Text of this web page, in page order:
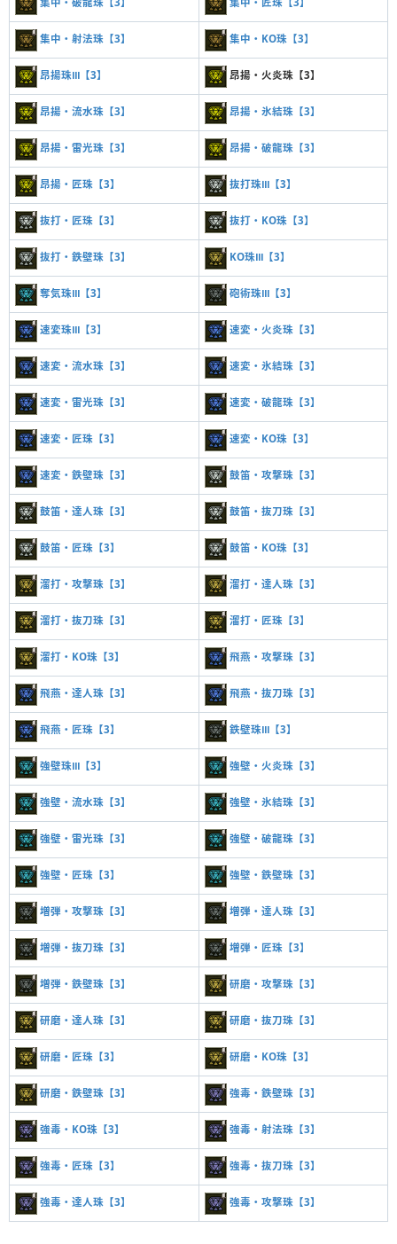
集中・射法珠【3】 集中・KO珠【3】
昂揚珠Ⅲ【3】 昂揚・火炎珠【3】
昂揚・流水珠【3】 昂揚・氷結珠【3】
昂揚・雷光珠【3】 昂揚・破龍珠【3】
昂揚・匠珠【3】 抜打珠Ⅲ【3】
抜打・匠珠【3】 抜打・KO珠【3】
抜打・鉄壁珠【3】 KO珠Ⅲ【3】
奪気珠Ⅲ【3】 砲術珠Ⅲ【3】
速変珠Ⅲ【3】 速変・火炎珠【3】
速変・流水珠【3】 速変・氷結珠【3】
速変・雷光珠【3】 速変・破龍珠【3】
速変・匠珠【3】 速変・KO珠【3】
速変・鉄壁珠【3】 鼓笛・攻撃珠【3】
鼓笛・達人珠【3】 鼓笛・抜刀珠【3】
鼓笛・匠珠【3】 鼓笛・KO珠【3】
溜打・攻撃珠【3】 溜打・達人珠【3】
溜打・抜刀珠【3】 溜打・匠珠【3】
溜打・KO珠【3】 飛燕・攻撃珠【3】
飛燕・達人珠【3】 飛燕・抜刀珠【3】
飛燕・匠珠【3】 鉄壁珠Ⅲ【3】
強壁珠Ⅲ【3】 強壁・火炎珠【3】
強壁・流水珠【3】 強壁・氷結珠【3】
強壁・雷光珠【3】 強壁・破龍珠【3】
強壁・匠珠【3】 強壁・鉄壁珠【3】
増弾・攻撃珠【3】 増弾・達人珠【3】
増弾・抜刀珠【3】 増弾・匠珠【3】
増弾・鉄壁珠【3】 研磨・攻撃珠【3】
研磨・達人珠【3】 研磨・抜刀珠【3】
研磨・匠珠【3】 研磨・KO珠【3】
研磨・鉄壁珠【3】 強毒・鉄壁珠【3】
強毒・KO珠【3】 強毒・射法珠【3】
強毒・匠珠【3】 強毒・抜刀珠【3】
強毒・達人珠【3】 強毒・攻撃珠【3】